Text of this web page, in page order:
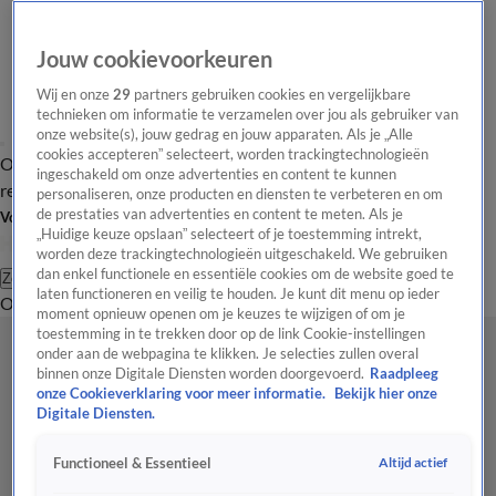
Overzicht Laatste nieuws Regionieuws Het beste van Hart
Tip de
redactie
Volg Hart van Nederland
Zoeken
OverzichtRegioUitzendingenWeerTip de redactiePanelVideo's
Jouw cookievoorkeuren
Wij en onze29 partners gebruiken cookies en vergelijkbare
technieken om informatie te verzamelen over jou als gebruiker van
onze website(s), jouw gedrag en jouw apparaten. Als je „Alle
cookies accepteren” selecteert, worden trackingtechnologieën
ingeschakeld om onze advertenties en content te kunnen
personaliseren, onze producten en diensten te verbeteren en om
de prestaties van advertenties en content te meten. Als je
„Huidige keuze opslaan” selecteert of je toestemming intrekt,
worden deze trackingtechnologieën uitgeschakeld. We gebruiken
dan enkel functionele en essentiële cookies om de website goed te
laten functioneren en veilig te houden. Je kunt dit menu op ieder
moment opnieuw openen om je keuzes te wijzigen of om je
toestemming in te trekken door op de link Cookie-instellingen
onder aan de webpagina te klikken. Je selecties zullen overal
binnen onze Digitale Diensten worden doorgevoerd. Raadpleeg
onze Cookieverklaring voor meer informatie.
Bekijk hier onze
Digitale Diensten.
Functioneel & Essentieel Altijd actief